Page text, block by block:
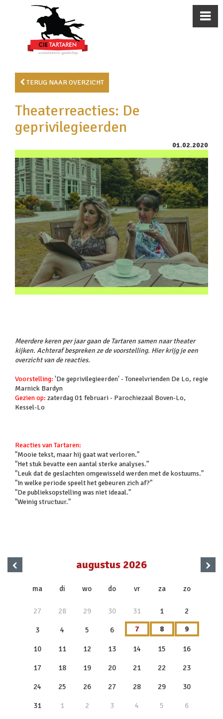
TERUG NAAR OVERZICHT
Theaterreacties: De
geprivilegieerden
01.02.2020
Meerdere keren per jaar gaan de Tartaren samen naar theater
kijken. Achteraf bespreken ze de voorstelling. Hier krijg je een
overzicht van de reacties.
Voorstelling: 'De geprivilegieerden' - Toneelvrienden De Lo, regie
Marnick Bardyn
Gezien op: zaterdag 01 februari - Parochiezaal Boven-Lo,
Kessel-Lo
Reacties van Tartaren:
"Mooie tekst, maar hij gaat wat verloren."
"Het stuk bevatte een aantal sterke analyses."
"Leuk dat de geslachten omgewisseld werden met de kostuums."
"In welke periode speelt het gebeuren zich af?"
"De publieksopstelling was niet ideaal."
"Weinig structuur."
‹ augustus 2026
ma di wo do vr za zo
27 28 29 30 31 1 2
3 4 5 6 7 8 9
10 11 12 13 14 15 16
17 18 19 20 21 22 23
24 25 26 27 28 29 30
31 1 2 3 4 5 6
›